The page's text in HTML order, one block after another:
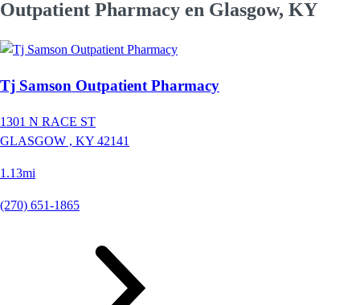
Outpatient Pharmacy en Glasgow, KY
Tj Samson Outpatient Pharmacy
1301 N RACE ST
GLASGOW , KY 42141
1.13mi
(270) 651-1865